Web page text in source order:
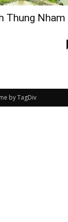
Thung Nham
by TagDiv